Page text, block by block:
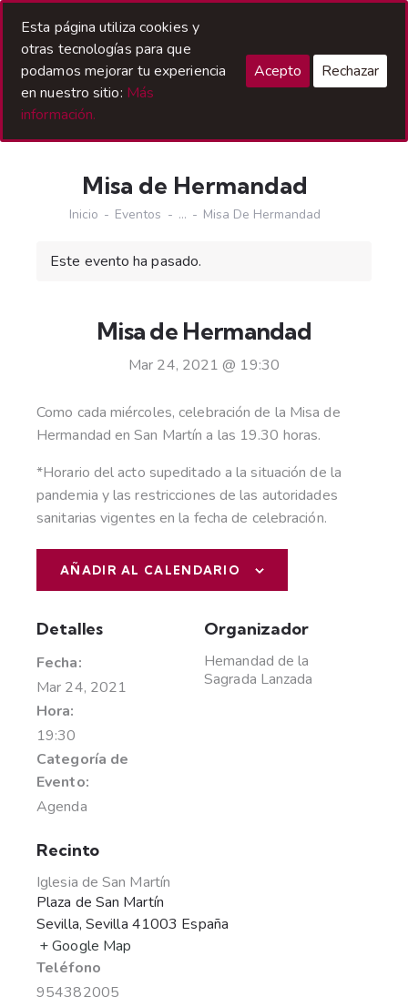
Misa de Hermandad
Inicio Eventos ... Misa De Hermandad
Este evento ha pasado.
Misa de Hermandad
Mar 24, 2021 @ 19:30
Como cada miércoles, celebración de la Misa de
Hermandad en San Martín a las 19.30 horas.
*Horario del acto supeditado a la situación de la
pandemia y las restricciones de las autoridades
sanitarias vigentes en la fecha de celebración.
AÑADIR AL CALENDARIO
Detalles
Fecha:
Mar 24, 2021
Hora:
19:30
Categoría de
Evento:
Agenda
Organizador
Hemandad de la
Sagrada Lanzada
Recinto
Iglesia de San Martín
Plaza de San Martín
Sevilla, Sevilla 41003 España
+ Google Map
Teléfono
954382005
Esta página utiliza cookies y
otras tecnologías para que
podamos mejorar tu experiencia
en nuestro sitio: Más
información.
Acepto Rechazar